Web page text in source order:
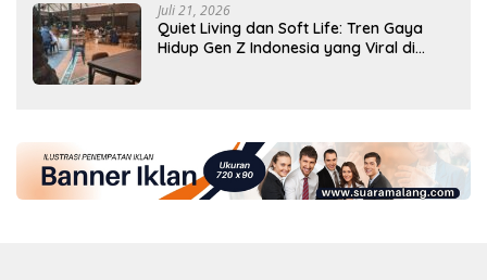
Juli 21, 2026
Quiet Living dan Soft Life: Tren Gaya
Hidup Gen Z Indonesia yang Viral di